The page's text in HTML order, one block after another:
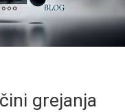
grejanja